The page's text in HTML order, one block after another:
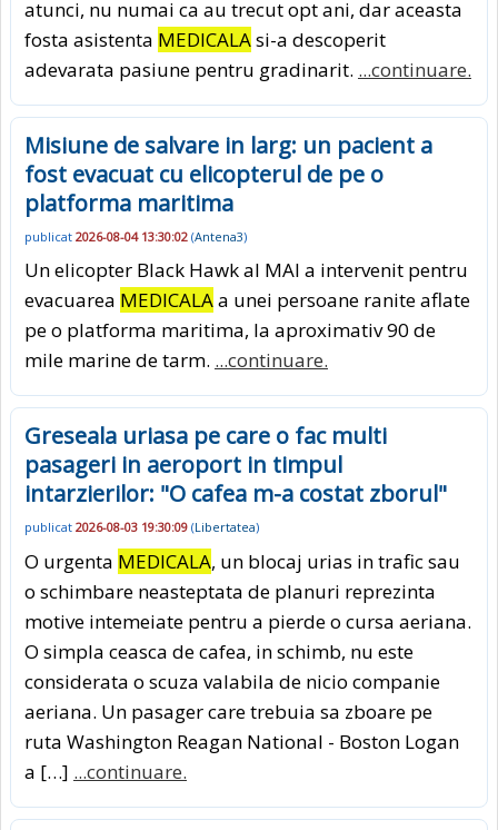
atunci, nu numai ca au trecut opt ani, dar aceasta
fosta asistenta MEDICALAsi-a descoperit
adevarata pasiune pentru gradinarit. ...continuare.
Misiune de salvare in larg: un pacient a
fost evacuat cu elicopterul de pe o
platforma maritima
publicat 2026-08-04 13:30:02 (Antena3)
Un elicopter Black Hawk al MAI a intervenit pentru
evacuarea MEDICALAa unei persoane ranite aflate
pe o platforma maritima, la aproximativ 90 de
mile marine de tarm. ...continuare.
Greseala uriasa pe care o fac multi
pasageri in aeroport in timpul
intarzierilor: "O cafea m-a costat zborul"
publicat 2026-08-03 19:30:09 (Libertatea)
O urgenta MEDICALA, un blocaj urias in trafic sau
o schimbare neasteptata de planuri reprezinta
motive intemeiate pentru a pierde o cursa aeriana.
O simpla ceasca de cafea, in schimb, nu este
considerata o scuza valabila de nicio companie
aeriana. Un pasager care trebuia sa zboare pe
ruta Washington Reagan National - Boston Logan
a […] ...continuare.